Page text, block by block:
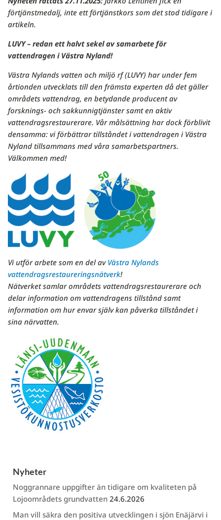
förtjänstmedalj, inte ett förtjänstkors som det stod tidigare i
artikeln.
LUVY – redan ett halvt sekel av samarbete för
vattendragen i Västra Nyland!
Västra Nylands vatten och miljö rf (LUVY) har under fem
årtionden utvecklats till den främsta experten då det gäller
områdets vattendrag, en betydande producent av
forsknings- och sakkunnigtjänster samt en aktiv
vattendragsrestaurerare. Vår målsättning har dock förblivit
densamma: vi förbättrar tillståndet i vattendragen i Västra
Nyland tillsammans med våra samarbetspartners.
Välkommen med!
Vi utför arbete som en del av Västra Nylands
vattendragsrestaureringsnätverk!
Nätverket samlar områdets vattendragsrestaurerare och
delar information om vattendragens tillstånd samt
information om hur envar själv kan påverka tillståndet i
sina närvatten.
Nyheter
Noggrannare uppgifter än tidigare om kvaliteten på
Lojoområdets grundvatten 24.6.2026
Man vill säkra den positiva utvecklingen i sjön Enäjärvi i